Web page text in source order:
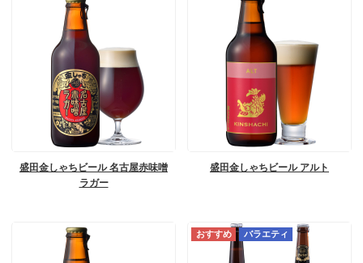
盛田金しゃちビール 名古屋赤味噌
ラガー
盛田金しゃちビール アルト
バラエティ